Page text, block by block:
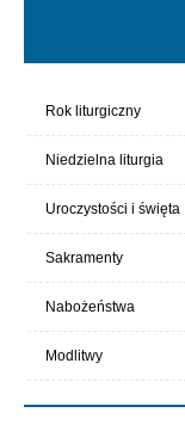
Rok liturgiczny
Niedzielna liturgia
Uroczystości i święta
Sakramenty
Nabożeństwa
Modlitwy